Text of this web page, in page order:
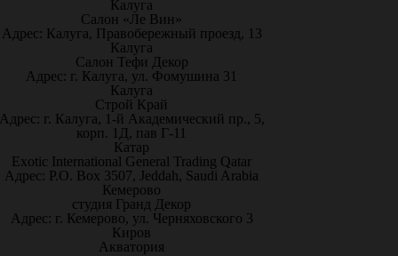
Калуга
Салон «Ле Вин»
Адрес: Калуга, Правобережный проезд, 13
Калуга
Салон Тефи Декор
Адрес: г. Калуга, ул. Фомушина 31
Калуга
Строй Край
г. Калуга, 1-й Академический пр., 5,
корп. 1Д, пав Г-11
Катар
Exotic International General Trading Qatar
Адрес: P.O. Box 3507, Jeddah, Saudi Arabia
Кемерово
студия Гранд Декор
Адрес: г. Кемерово, ул. Черняховского 3
Киров
Акватория